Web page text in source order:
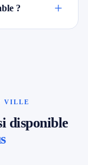
? +
VILLE
disponible